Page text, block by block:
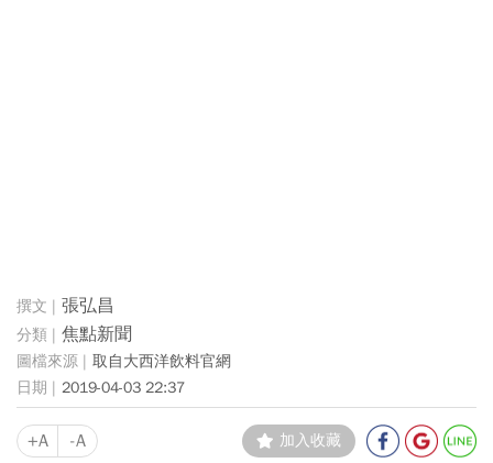
張弘昌
焦點新聞
取自大西洋飲料官網
2019-04-03 22:37
+A -A 加入收藏